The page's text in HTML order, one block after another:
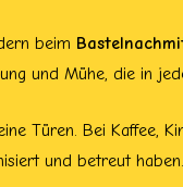
beim
und Mühe, die in
Türen. Bei Kaffee,
und betreut haben.